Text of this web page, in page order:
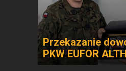
Przekazanie
PKW EUFOR